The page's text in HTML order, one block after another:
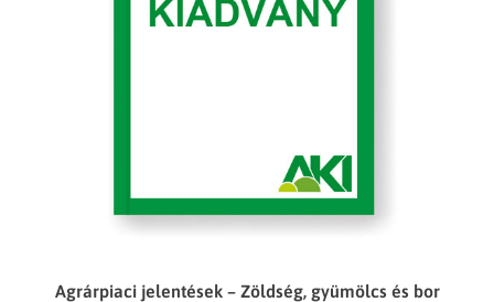
Agrárpiaci jelentések – Zöldség, gyümölcs és bor